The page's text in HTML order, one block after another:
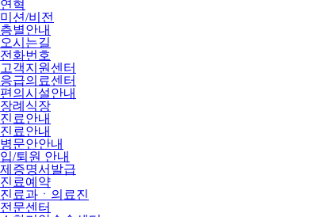
연혁
미션/비전
층별안내
오시는길
전화번호
고객지원센터
응급의료센터
편의시설안내
장례식장
진료안내
진료안내
병문안안내
입/퇴원 안내
제증명서발급
진료예약
진료과ㆍ의료진
전문센터